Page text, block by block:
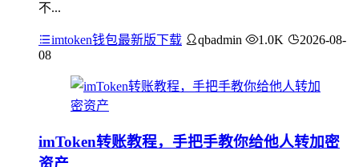
不...
imtoken钱包最新版下载 qbadmin 1.0K
2026-08-
08
imToken转账教程，手把手教你给他人转加密
资产